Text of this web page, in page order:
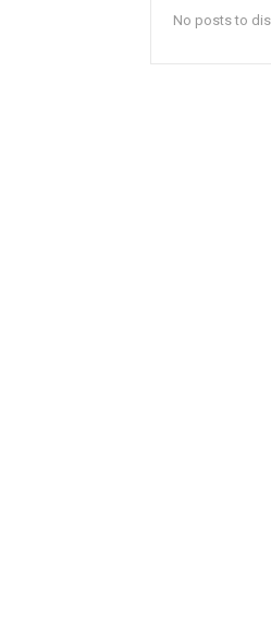
No posts to